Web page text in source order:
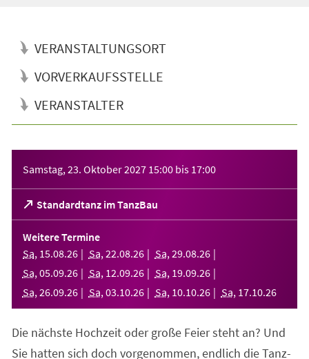
VERANSTALTUNGSORT
VORVERKAUFSSTELLE
VERANSTALTER
Samstag, 23. Oktober 2027 15:00 bis 17:00
Standardtanz im TanzBau
(Öffnet
in
einem
neuen
Tab)
Weitere Termine
Sa, 15.08.26 Sa, 22.08.26 Sa, 29.08.26
Sa, 05.09.26 Sa, 12.09.26 Sa, 19.09.26
Sa, 26.09.26 Sa, 03.10.26 Sa, 10.10.26 Sa, 17.10.26
Die nächste Hochzeit oder große Feier steht an? Und
Sie hatten sich doch vorgenommen, endlich die Tanz-